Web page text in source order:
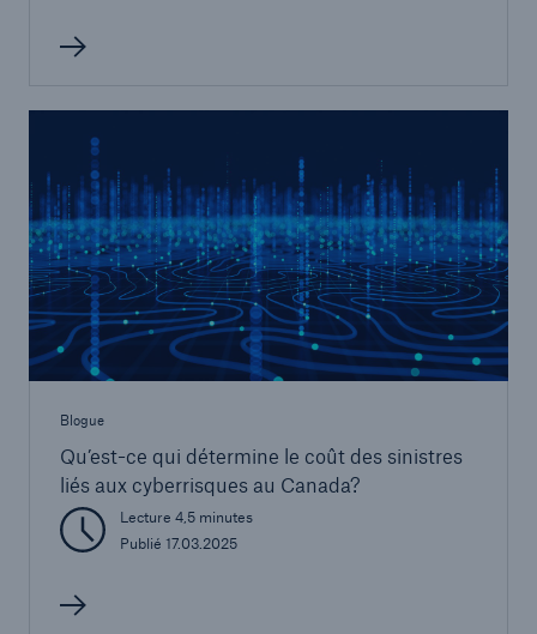
Blogue
Qu’est-ce qui détermine le coût des sinistres
liés aux cyberrisques au Canada?
Lecture 4,5 minutes
Publié 17.03.2025